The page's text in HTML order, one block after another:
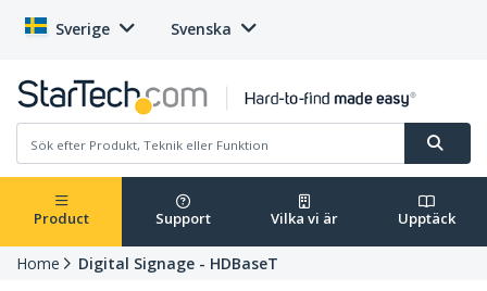
Sverige Svenska
Product Support Vilka vi är Upptäck
Home Digital Signage - HDBaseT